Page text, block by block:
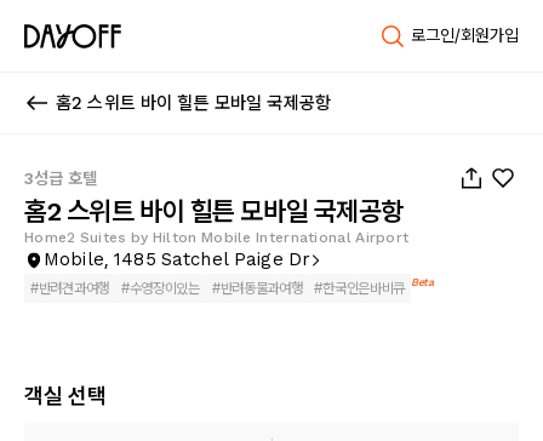
로그인/회원가입
홈2 스위트 바이 힐튼 모바일 국제공항
3성급 호텔
홈2 스위트 바이 힐튼 모바일 국제공항
Home2 Suites by Hilton Mobile International Airport
Mobile, 1485 Satchel Paige Dr
#반려견과여행 #수영장이있는 #반려동물과여행 #한국인은바비큐 Beta
객실 선택